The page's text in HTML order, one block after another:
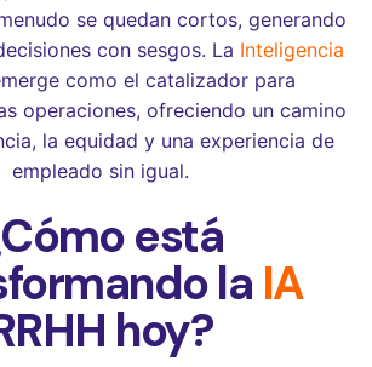
se quedan cortos, generando
con sesgos. La Inteligencia
como el catalizador para
operaciones, ofreciendo un camino
la equidad y una experiencia de
empleado sin igual.
está
la IA
hoy?